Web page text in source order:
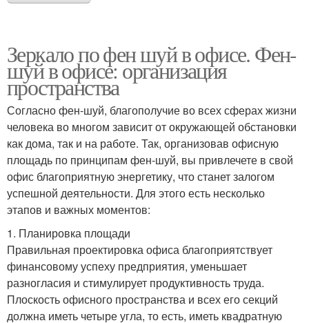
Зеркало по фен шуй в офисе. Фен-
шуй в офисе: организация
пространства
Согласно фен-шуй, благополучие во всех сферах жизни
человека во многом зависит от окружающей обстановки
как дома, так и на работе. Так, организовав офисную
площадь по принципам фен-шуй, вы привлечете в свой
офис благоприятную энергетику, что станет залогом
успешной деятельности. Для этого есть несколько
этапов и важных моментов:
1. Планировка площади
Правильная проектировка офиса благоприятствует
финансовому успеху предприятия, уменьшает
разногласия и стимулирует продуктивность труда.
Плоскость офисного пространства и всех его секций
должна иметь четыре угла, то есть, иметь квадратную